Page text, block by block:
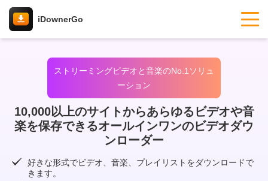
iDownerGo
ストリーミングビデオと音楽のNo.1ソリュ
ーション
10,000以上のサイトからあらゆるビデオや音
楽を保存できるオールインワンのビデオダウ
ンローダー
好きな形式でビデオ、音楽、プレイリストをダウンロードで
きます。